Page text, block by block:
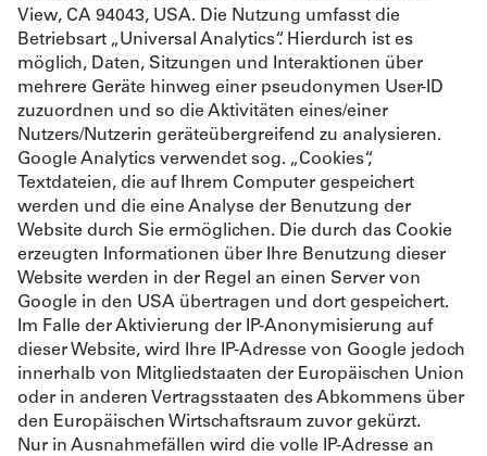
View, CA 94043, USA. Die Nutzung umfasst die
Betriebsart „Universal Analytics“. Hierdurch ist es
möglich, Daten, Sitzungen und Interaktionen über
mehrere Geräte hinweg einer pseudonymen User-ID
zuzuordnen und so die Aktivitäten eines/einer
Nutzers/Nutzerin geräteübergreifend zu analysieren.
Google Analytics verwendet sog. „Cookies“,
Textdateien, die auf Ihrem Computer gespeichert
werden und die eine Analyse der Benutzung der
Website durch Sie ermöglichen. Die durch das Cookie
erzeugten Informationen über Ihre Benutzung dieser
Website werden in der Regel an einen Server von
Google in den USA übertragen und dort gespeichert.
Im Falle der Aktivierung der IP-Anonymisierung auf
dieser Website, wird Ihre IP-Adresse von Google jedoch
innerhalb von Mitgliedstaaten der Europäischen Union
oder in anderen Vertragsstaaten des Abkommens über
den Europäischen Wirtschaftsraum zuvor gekürzt.
Nur in Ausnahmefällen wird die volle IP-Adresse an